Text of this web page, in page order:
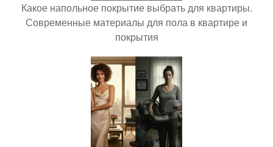
Какое напольное покрытие выбрать для квартиры.
Современные материалы для пола в квартире и
покрытия